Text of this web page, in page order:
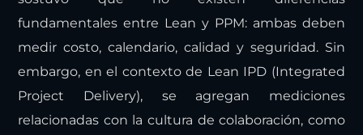
fundamentales entre Lean y PPM: ambas deben
medir costo, calendario, calidad y seguridad. Sin
embargo, en el contexto de Lean IPD (Integrated
Project Delivery), se agregan mediciones
relacionadas con la cultura de colaboración, como